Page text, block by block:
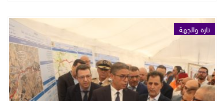
تازة والجهة